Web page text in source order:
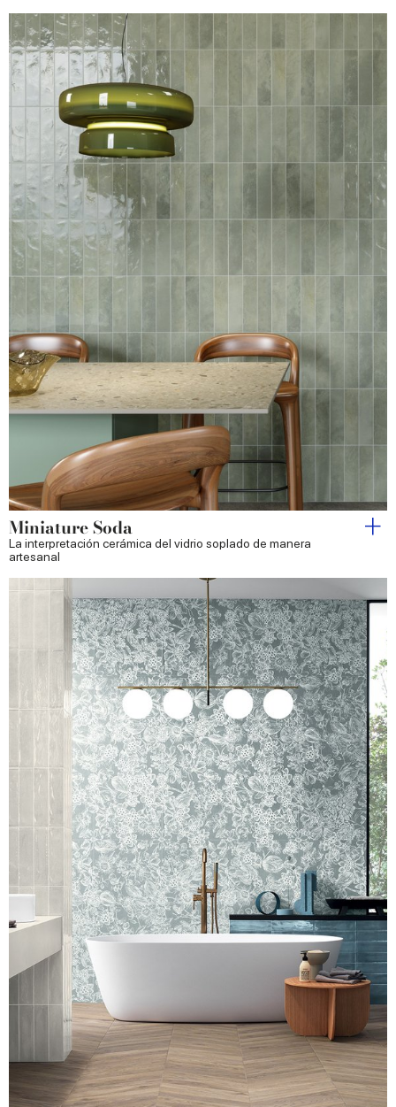
Miniature Soda
La interpretación cerámica del vidrio soplado de manera
artesanal